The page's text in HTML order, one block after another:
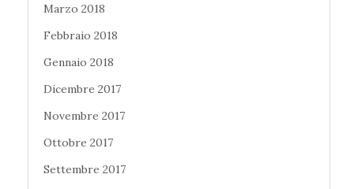
Marzo 2018
Febbraio 2018
Gennaio 2018
Dicembre 2017
Novembre 2017
Ottobre 2017
Settembre 2017